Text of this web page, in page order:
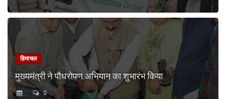
हिमाचल
मुख्यमंत्री ने पौधरोपण अभियान का शुभारंभ किया
0